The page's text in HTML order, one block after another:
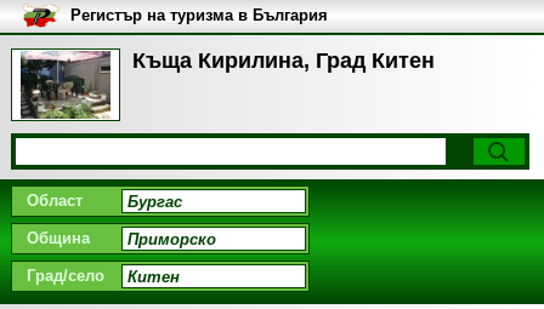
Къща Кирилина, Град Китен
Регистър на туризма в България
Област
Община
Град/село